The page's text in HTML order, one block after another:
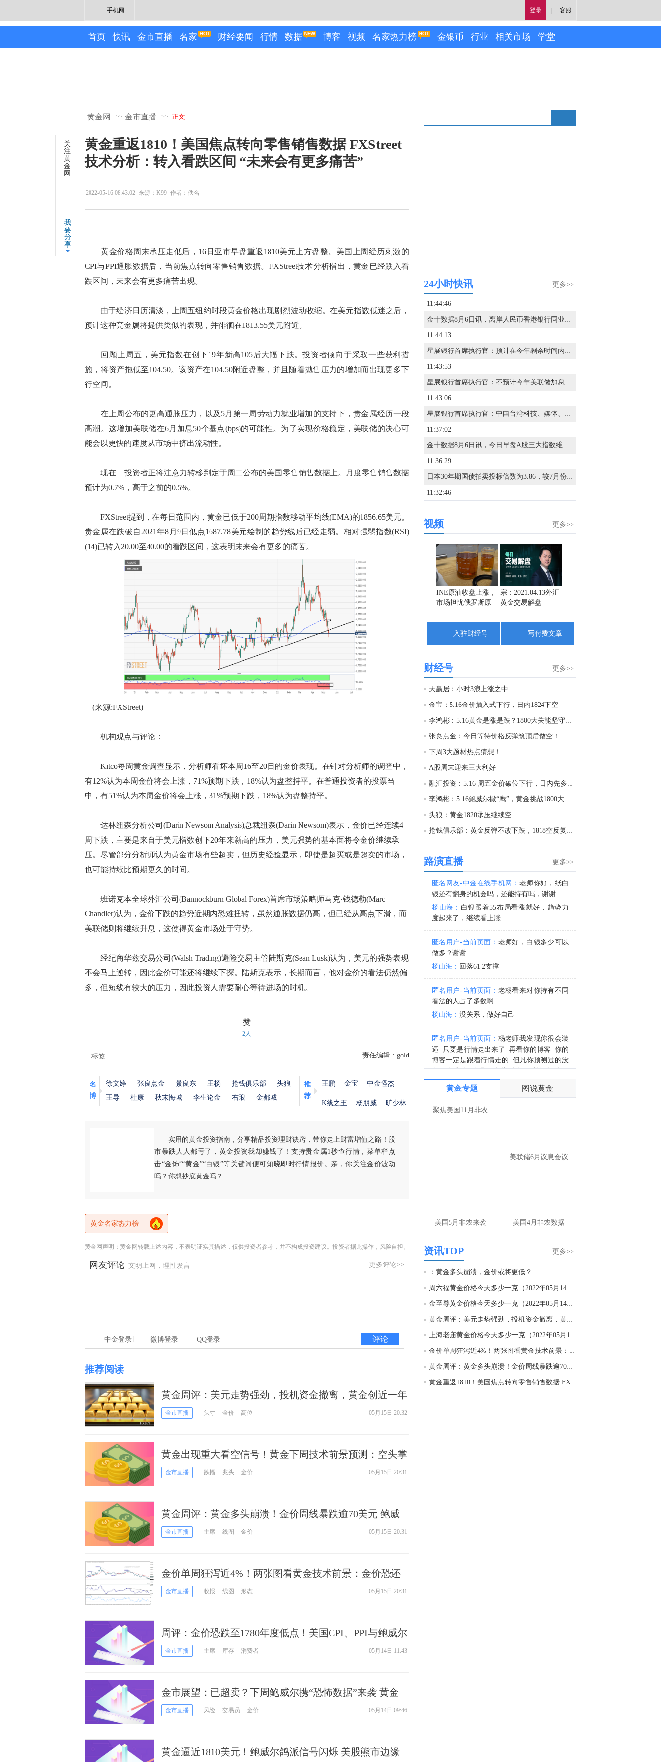
登录 客服
手机网
首页 快讯 金市直播 名家 财经要闻 行情 数据 博客 视频 名家热力榜 金银币 行业 相关市场 学堂
黄金网 >> 金市直播 >> 正文
黄金重返1810！美国焦点转向零售销售数据 FXStreet
技术分析：转入看跌区间 “未来会有更多痛苦”
2022-05-16 08:43:02 来源：K99 作者：佚名
关
注
黄
金
网
我
要
分
享
黄金价格周末承压走低后，16日亚市早盘重返1810美元上方盘整。美国上周经历刺激的
CPI与PPI通胀数据后，当前焦点转向零售销售数据。FXStreet技术分析指出，黄金已经跌入看
跌区间，未来会有更多痛苦出现。
由于经济日历清淡，上周五纽约时段黄金价格出现剧烈波动收缩。在美元指数低迷之后，
预计这种亮金属将提供类似的表现，并徘徊在1813.55美元附近。
回顾上周五，美元指数在创下19年新高105后大幅下跌。投资者倾向于采取一些获利措
施，将资产拖低至104.50。该资产在104.50附近盘整，并且随着抛售压力的增加而出现更多下
行空间。
在上周公布的更高通胀压力，以及5月第一周劳动力就业增加的支持下，贵金属经历一段
高潮。这增加美联储在6月加息50个基点(bps)的可能性。为了实现价格稳定，美联储的决心可
能会以更快的速度从市场中挤出流动性。
现在，投资者正将注意力转移到定于周二公布的美国零售销售数据上。月度零售销售数据
预计为0.7%，高于之前的0.5%。
FXStreet提到，在每日范围内，黄金已低于200周期指数移动平均线(EMA)的1856.65美元。
贵金属在跌破自2021年8月9日低点1687.78美元绘制的趋势线后已经走弱。相对强弱指数(RSI)
(14)已转入20.00至40.00的看跌区间，这表明未来会有更多的痛苦。
(来源:FXStreet)
机构观点与评论：
Kitco每周黄金调查显示，分析师看坏本周16至20日的金价表现。在针对分析师的调查中，
有12%认为本周金价将会上涨，71%预期下跌，18%认为盘整持平。在普通投资者的投票当
中，有51%认为本周金价将会上涨，31%预期下跌，18%认为盘整持平。
达林纽森分析公司(Darin Newsom Analysis)总裁纽森(Darin Newsom)表示，金价已经连续4
周下跌，主要是来自于美元指数创下20年来新高的压力，美元强势的基本面将令金价继续承
压。尽管部分分析师认为黄金市场有些超卖，但历史经验显示，即使是超买或是超卖的市场，
也可能持续比预期更久的时间。
班诺克本全球外汇公司(Bannockburn Global Forex)首席市场策略师马克·钱德勒(Marc
Chandler)认为，金价下跌的趋势近期内恐难扭转，虽然通胀数据仍高，但已经从高点下滑，而
美联储则将继续升息，这使得黄金市场处于守势。
经纪商华兹交易公司(Walsh Trading)避险交易主管陆斯克(Sean Lusk)认为，美元的强势表现
不会马上逆转，因此金价可能还将继续下探。陆斯克表示，长期而言，他对金价的看法仍然偏
多，但短线有较大的压力，因此投资人需要耐心等待进场的时机。
赞
2人
标签 责任编辑：gold
名
博
徐文婷 张良点金 景良东 王杨 抢钱俱乐部
头狼
王导
杜康 秋末悔城 李生论金 右琅 金都城
推
荐
王鹏 金宝 中金怪杰
K线之王 杨朋威 旷少林
实用的黄金投资指南，分享精品投资理财诀窍，带你走上财富增值之路！股
市暴跌人人都亏了，黄金投资我却赚钱了！支持贵金属1秒查行情，菜单栏点
击“金饰”“黄金”“白银”等关键词便可知晓即时行情报价。亲，你关注金价波动
吗？你想抄底黄金吗？
黄金名家热力榜
黄金网声明：黄金网转载上述内容，不表明证实其描述，仅供投资者参考，并不构成投资建议。投资者据此操作，风险自担。
更多评论>>
网友评论 文明上网，理性发言
评论
中金登录 微博登录 QQ登录
推荐阅读
黄金周评：美元走势强劲，投机资金撤离，黄金创近一年
来最大周跌幅
金市直播 头寸 金价 高位 05月15日 20:32
黄金出现重大看空信号！黄金下周技术前景预测：空头掌
控局势 小心失守关键支撑引发更大跌势
金市直播 跌幅 兆头 金价 05月15日 20:31
黄金周评：黄金多头崩溃！金价周线暴跌逾70美元 鲍威
尔撒“鹰”美元飙涨至近20年新高
金市直播 主席 线图 金价 05月15日 20:31
金价单周狂泻近4%！两张图看黄金技术前景：金价恐还
有逾100美元暴跌空间
金市直播 收报 线图 形态 05月15日 20:31
周评：金价恐跌至1780年度低点！美国CPI、PPI与鲍威尔
炮声连连 高通胀下：美股熊市强袭 美元成最佳避风港
金市直播 主席 库存 消费者 05月14日 11:43
金市展望：已超卖？下周鲍威尔携“恐怖数据”来袭 黄金
恐迎来疯狂波动
金市直播 风险 交易员 金价 05月14日 09:46
黄金逼近1810美元！鲍威尔鸽派信号闪烁 美股熊市边缘
更多>>
24小时快讯
11:44:46
金十数据8月6日讯，离岸人民币香港银行同业拆息(CNH HIBOR)周四显示，主要期限利率多数持稳；其中一周期的HIBOR小跌至1.41803%，暂时脱离两周高点。隔夜HIBOR回落2个基点至1.27879%；两周期HIBOR持平于1.43515%，一年期HIBOR持平于1.70364%。点击链接查看历史数据>>
11:44:13
星展银行首席执行官：预计在今年剩余时间内，新加坡基准利率平均约为1.2%。
11:43:53
星展银行首席执行官：不预计今年美联储加息，但将根据市场预期进行交易。
11:43:06
星展银行首席执行官：中国台湾科技、媒体、电信行业及半导体生态系统被视为推动股市的因素。关注印度可再生能源增长和人工智能基础设施增长的机会。
11:37:02
金十数据8月6日讯，今日早盘A股三大指数维持震荡。截至午间收盘，沪指涨0.01%，深证成指跌0.52%，创业板指跌0.67%。盘面上，CPO概念持续走强，沃格光电3连板；PCB概念活跃，景旺电子等涨停；小金属概念走高，云南锗业3连板；另外，存储芯片概念、CRO概念、电子化学品、煤炭等板块涨幅居前；教育、电力、证券、造纸等板块跌幅居前。全市场约3700只个股下跌，半日成交额超1.7万亿元。
11:36:29
日本30年期国债拍卖投标倍数为3.86，较7月份的4.55有所下降。
11:32:46
11:31:14
11:31:10
11:30:25
A股粮食概念板块短线拉升，金健米业涨停，神农种业、秋乐种业、京粮控股、新赛股份、敦煌种业等纷纷走高。
11:15:44
恒生科技指数跌2%，恒生指数跌1.86%。
更多>>
视频
INE原油收盘上涨，
市场担忧俄罗斯原
宗：2021.04.13外汇
黄金交易解盘
入驻财经号 写付费文章
更多>>
财经号
天赢居：小时3浪上涨之中
金宝：5.16金价插入式下行，日内1824下空
李鸿彬：5.16黄金是涨是跌？1800大关能坚守吗？走势分析
张良点金：今日等待价格反弹筑顶后做空！
下周3大题材热点猜想！
A股周末迎来三大利好
融汇投资：5.16 周五金价破位下行，日内先多后空
李鸿彬：5.16鲍威尔撒“鹰”，黄金挑战1800大关！
头狼：黄金1820承压继续空
抢钱俱乐部：黄金反弹不改下跌，1818空反复考验1700时代
更多>>
路演直播
匿名网友-中金在线手机网： 老师你好，纸白
银还有翻身的机会吗，还能持有吗，谢谢
杨山海： 白银跟着55布局看涨就好，趋势力
度起来了，继续看上涨
匿名用户-当前页面： 老师好，白银多少可以
做多？谢谢
杨山海： 回落61.2支撑
匿名用户-当前页面： 老杨看来对你持有不同
看法的人占了多数啊
杨山海： 没关系，做好自己
匿名用户-当前页面： 杨老师我发现你很会装
逼 只要是行情走出来了 再看你的博客 你的
博客一定是跟着行情走的 但凡你预测过的没
有一次准的 你是一个典型的马后炮 还喜欢
装逼
是反复强调思路，反复提示布局，没看见每
个单，你再看你，等到4250做多？给你4250
还有机会出来吗？请老师指导一下谢谢！
匿名用户-当前页面：老师 今天黄金怎么看
杨山海：趋势出来了，顺势看涨
匿名网友-中金在线手机网：杨老师！黄金具
黄金专题 图说黄金
聚焦美国11月非农
美联储6月议息会议
美国5月非农来袭 美国4月非农数据
更多>>
资讯TOP
：黄金多头崩溃，金价或将更低？
周六福黄金价格今天多少一克（2022年05月14日）...
金至尊黄金价格今天多少一克（2022年05月14日）
黄金周评：美元走势强劲，投机资金撤离，黄金创...
上海老庙黄金价格今天多少一克（2022年05月14日...
金价单周狂泻近4%！两张图看黄金技术前景：金价...
黄金周评：黄金多头崩溃！金价周线暴跌逾70美元...
黄金重返1810！美国焦点转向零售销售数据 FXStr...